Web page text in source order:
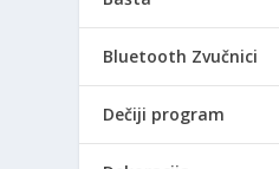
Bluetooth Zvučnici
Dečiji program